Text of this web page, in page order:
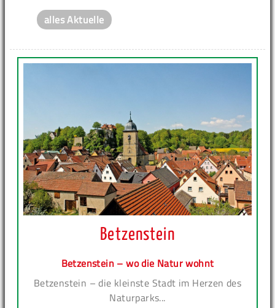
alles Aktuelle
Betzenstein
Betzenstein – wo die Natur wohnt
Betzenstein – die kleinste Stadt im Herzen des
Naturparks...